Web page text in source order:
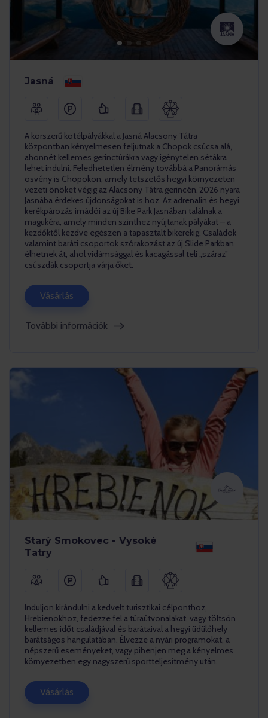
Jasná
A korszerű kötélpályákkal a Jasná Alacsony Tátra
központban kényelmesen feljutnak a Chopok csúcsa alá,
ahonnét kellemes gerinctúrákra vagy igénytelen sétákra
lehet indulni. Feledhetetlen élmény továbbá a Panorámás
ösvény is Chopokon, amely tetszetős hegyi környezeten
vezeti önöket végig az Alacsony Tátra gerincén. 2026 nyara
Jasnába érdekes újdonságokat is hoz. Az adrenalin és hegyi
kerékpározás imádói az új Bike Park Jasnában találnak a
magukéra, amely minden szinthez nyújtanak pályákat – a
kezdőktől kezdve egészen a tapasztalt bikerekig. Családok
valamint baráti csoportok szórakozást az új Slide Parkban
élhetnek át, ahol vidámsággal és kacagással teli „száraz”
csúszdák csoportja várja őket.
Vásárlás
További információk
Starý Smokovec - Vysoké
Tatry
Induljon kirándulni a kedvelt turisztikai célponthoz,
Hrebienokhoz, fedezze fel a túraútvonalakat, vagy töltsön
kellemes időt családjával és barátaival a hegyi üdülőhely
barátságos hangulatában. Élvezze a nyári programokat, a
népszerű eseményeket, vagy pihenjen meg a kényelmes
környezetben egy nagyszerű sportteljesítmény után.
Vásárlás